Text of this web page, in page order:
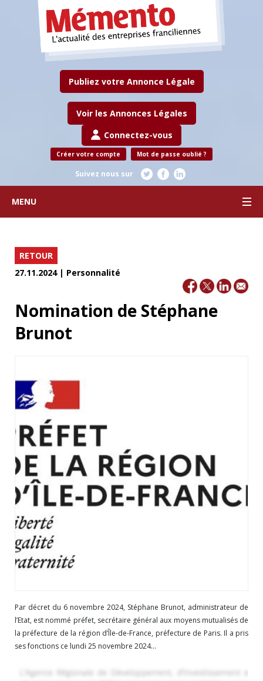
Publiez votre Annonce Légale
Voir les Annonces Légales
Connectez-vous
Créer votre compte Mot de passe oublié ?
Suivez nous sur
MENU
RETOUR
27.11.2024 | Personnalité
Nomination de Stéphane
Brunot
Par décret du 6 novembre 2024, Stéphane Brunot, administrateur de
l’Etat, est nommé préfet, secrétaire général aux moyens mutualisés de
la préfecture de la région d’Île-de-France, préfecture de Paris. Il a pris
ses fonctions ce lundi 25 novembre 2024...